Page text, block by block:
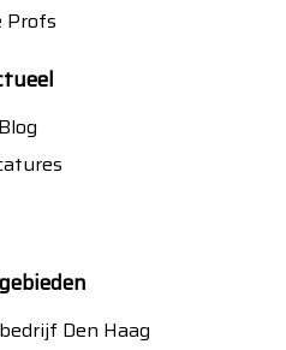
Profs
Blog
Den Haag